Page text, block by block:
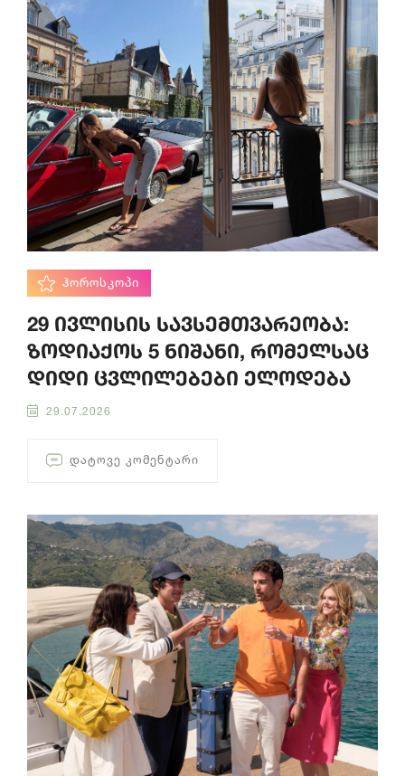
ᲰᲝᲠᲝᲡᲙᲝᲞᲘ
29 ივლისის სავსემთვარეობა:
ზოდიაქოს 5 ნიშანი, რომელსაც
დიდი ცვლილებები ელოდება
29.07.2026
ᲓᲐᲢᲝᲕᲔ ᲙᲝᲛᲔᲜᲢᲐᲠᲘ